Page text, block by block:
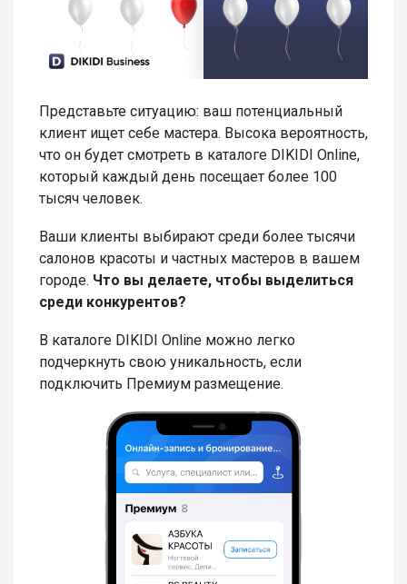
Представьте ситуацию: ваш потенциальный
клиент ищет себе мастера. Высока вероятность,
что он будет смотреть в каталоге DIKIDI Online,
который каждый день посещает более 100
тысяч человек.
Ваши клиенты выбирают среди более тысячи
салонов красоты и частных мастеров в вашем
городе. Что вы делаете, чтобы выделиться
среди конкурентов?
В каталоге DIKIDI Online можно легко
подчеркнуть свою уникальность, если
подключить Премиум размещение.